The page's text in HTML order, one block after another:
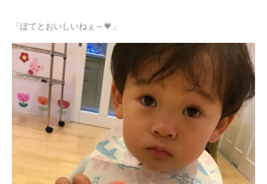
「ぽてとおいしいねぇ～💗」